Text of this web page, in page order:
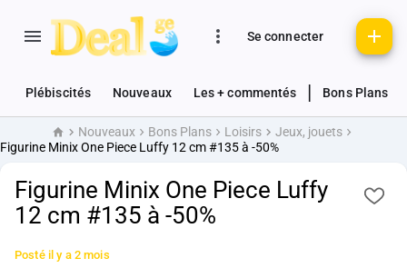
Se connecter
Plébiscités Nouveaux Les + commentés Bons Plans
AccueilNouveaux Bons Plans Loisirs
Jeux, jouets
Figurine Minix One Piece Luffy 12 cm #135 à -50%
Figurine Minix One Piece Luffy
12 cm #135 à -50%
Posté il y a 2 mois